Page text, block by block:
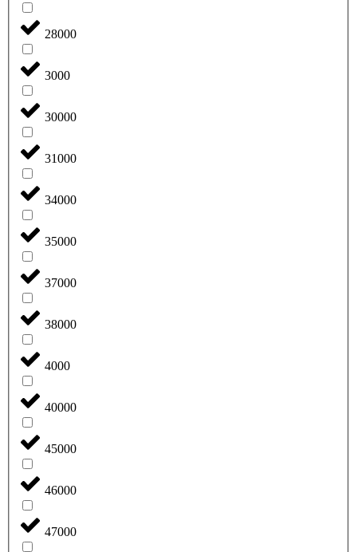
28000
3000
30000
31000
34000
35000
37000
38000
4000
40000
45000
46000
47000